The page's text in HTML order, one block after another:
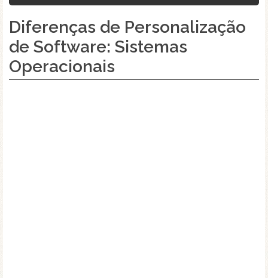
Diferenças de Personalização
de Software: Sistemas
Operacionais